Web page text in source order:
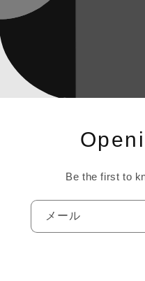
Be the first to
メール